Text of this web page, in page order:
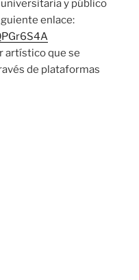
y público
enlace:
artístico que se
de plataformas